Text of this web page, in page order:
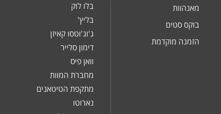
מאנהוות
בוקס סטים
הזמנה מוקדמת
בלו לוק
בליץ'
ג'וג'וטסו קאיזן
דימון סלייר
וואן פיס
מחברת המוות
מתקפת הטיטאנים
נארוטו